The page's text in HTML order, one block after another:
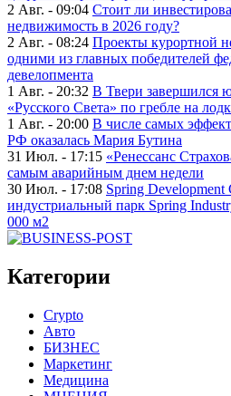
2 Авг. - 09:04 Стоит ли
недвижимость в 2026 году?
2 Авг. - 08:24 Проекты курортной
одними из главных победителей
девелопмента
1 Авг. - 20:32 В Твери завершился
«Русского Света» по гребле на
1 Авг. - 20:00 В числе самых
РФ оказалась Мария Бутина
31 Июл. - 17:15 «Ренессанс
самым аварийным днем недели
30 Июл. - 17:08 Spring Development
индустриальный парк Spring
000 м2
Категории
Crypto
Авто
БИЗНЕС
Маркетинг
Медицина